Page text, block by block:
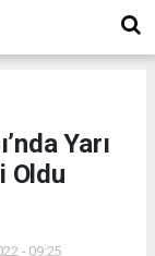
Yarı
Oldu
- 09:25